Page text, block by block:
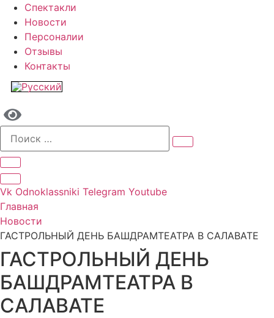
Спектакли
Новости
Персоналии
Отзывы
Контакты
Vk Odnoklassniki Telegram Youtube
Главная
Новости
ГАСТРОЛЬНЫЙ ДЕНЬ БАШДРАМТЕАТРА В САЛАВАТЕ
ГАСТРОЛЬНЫЙ ДЕНЬ
БАШДРАМТЕАТРА В
САЛАВАТЕ